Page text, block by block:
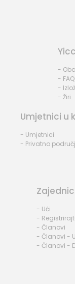
-
- FAQ
-
- Žiri
Umjetnici u
- Umjetnici
- Privatno
- Ući
-
- Članovi
- Članovi -
- Članovi -